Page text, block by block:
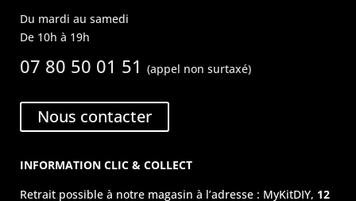
Du mardi au samedi
De 10h à 19h
07 80 50 01 51(appel non surtaxé)
Nous contacter
INFORMATION CLIC & COLLECT
Retrait possible à notre magasin à l’adresse : MyKitDIY, 12